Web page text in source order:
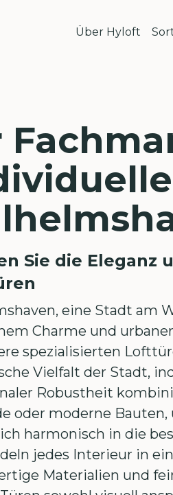
Über Hyloft
Sie die
eine Stadt am
Charme und
spezialisierten
Vielfalt der Stadt,
Robustheit
oder moderne
harmonisch in die
jedes Interieur in
Materialien und